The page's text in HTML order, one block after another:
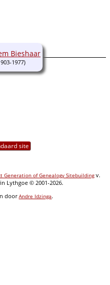
Bieshaar
1977)
site
Generation of Genealogy Sitebuildingv.
Lythgoe © 2001-2026.
doorAndre Idzinga.